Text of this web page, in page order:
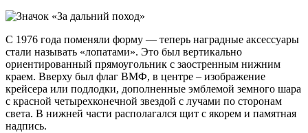
С 1976 года поменяли форму — теперь наградные аксессуары
стали называть «лопатами». Это был вертикально
ориентированный прямоугольник с заостренным нижним
краем. Вверху был флаг ВМФ, в центре – изображение
крейсера или подлодки, дополненные эмблемой земного шара
с красной четырехконечной звездой с лучами по сторонам
света. В нижней части располагался щит с якорем и памятная
надпись.